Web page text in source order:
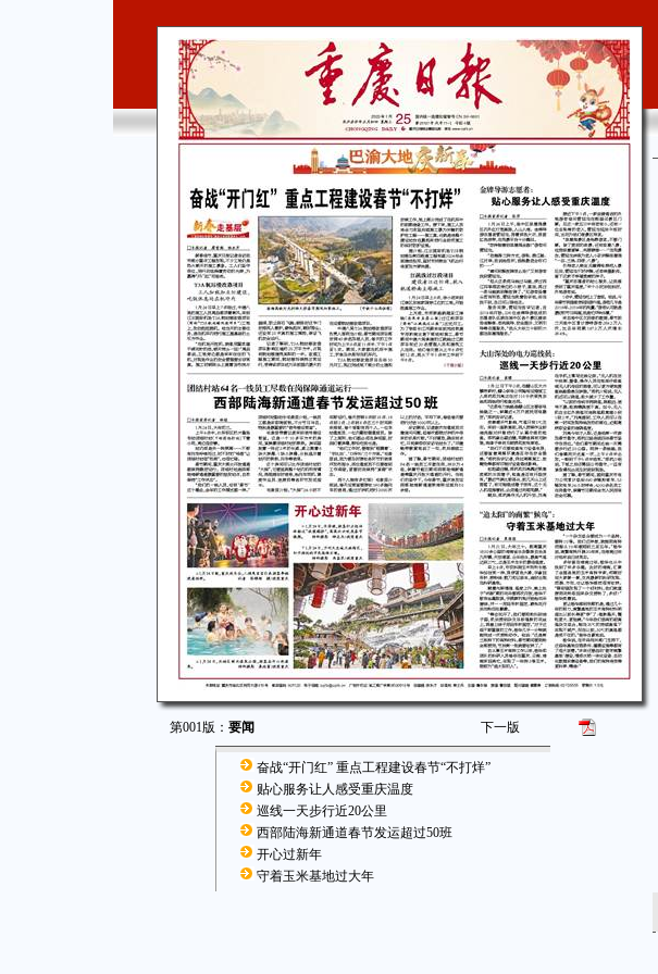
第001版： 要闻 下一版
奋战“开门红” 重点工程建设春节“不打烊”
贴心服务让人感受重庆温度
巡线一天步行近20公里
西部陆海新通道春节发运超过50班
开心过新年
守着玉米基地过大年